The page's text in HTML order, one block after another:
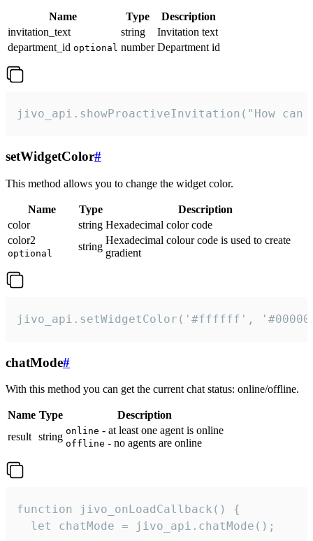
Name Type
Description
invitation_text
string
Invitation text
department_id optional number Department id
jivo_api.showProactiveInvitation("How
setWidgetColor#
This method allows you to change the widget color.
Name Type
Description
color
string Hexadecimal color code
color2
optional
string
Hexadecimal colour code is used to create
gradient
jivo_api.setWidgetColor('#ffffff',
chatMode#
With this method you can get the current chat status: online/offline.
Name Type
Description
result string online - at least one agent is online
offline - no agents are online
function jivo_onLoadCallback() {
  let chatMode = jivo_api.chatMode();